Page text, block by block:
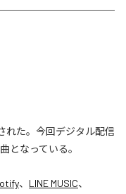
れた。今回デジタル配信
となっている。
、 LINE MUSIC、